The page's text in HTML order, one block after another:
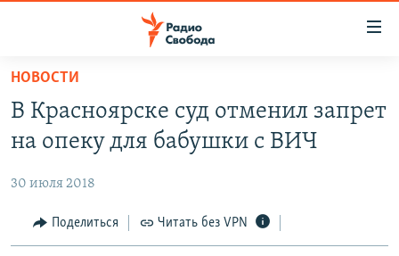
упрощенного
доступа
основному
Вернутся
ПОДКАСТЫ
АВТОРСКИЕ ПРОЕКТЫ
ЦИТАТЫ СВОБОДЫ
МНЕНИЯ
НОВОСТИ
В Красноярске суд отменил запрет
на опеку для бабушки с ВИЧ
30 июля 2018
Поделиться Читать без VPN